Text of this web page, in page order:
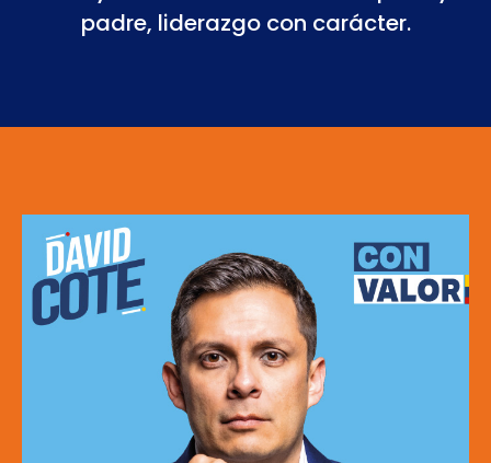
padre, liderazgo con carácter.